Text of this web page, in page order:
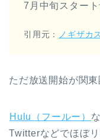
7月中旬スタート
引用元： ノギザカ
ただ放送開始が関
Hulu（フールー）
Twitterなどでほぼ